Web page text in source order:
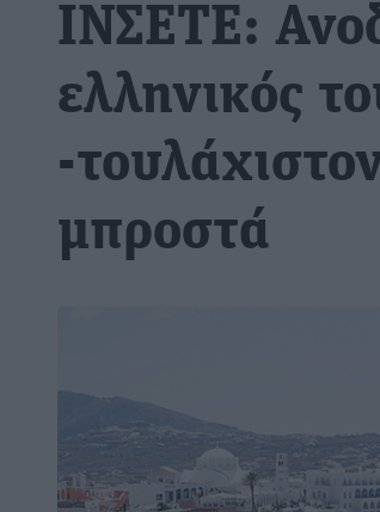
ΙΝΣΕΤΕ:
ελληνικός
-
μπροστά